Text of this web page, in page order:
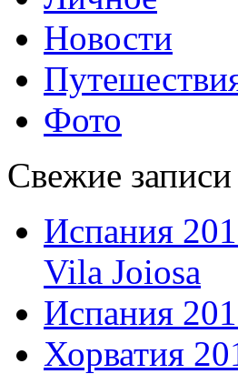
Новости
Фото
Свежие записи
Испания
Vila Joiosa
Испания
Хорватия